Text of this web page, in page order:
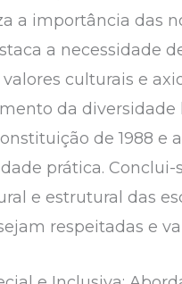
a importância das
a necessidade
culturais e
da
de 1988
prática.
e estrutural das
respeitadas e